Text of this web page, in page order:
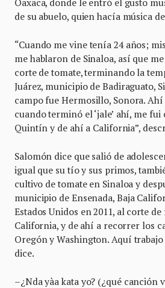
de su abuelo, quien hacía música
“Cuando me vine tenía 24 años;
me hablaron de Sinaloa, así que
corte de tomate, terminando la
Juárez, municipio de Badiraguato,
campo fue Hermosillo, Sonora.
cuando terminó el ‘jale’ ahí, me
Quintín y de ahí a California”,
Salomón dice que salió de
igual que su tío y sus primos,
cultivo de tomate en Sinaloa y
municipio de Ensenada, Baja
Estados Unidos en 2011, al corte
California, y de ahí a recorrer los
Oregón y Washington. Aquí
dice.
–¿Nda yàa kata yo? (¿qué canción